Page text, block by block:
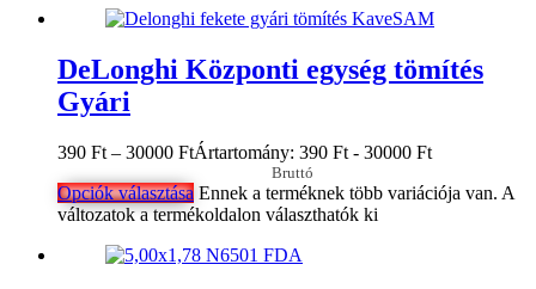
DeLonghi Központi egység tömítés
Gyári
390 Ft – 30000 FtÁrtartomány: 390 Ft - 30000 Ft
Bruttó
Opciók választása Ennek a terméknek több variációja van. A
változatok a termékoldalon választhatók ki